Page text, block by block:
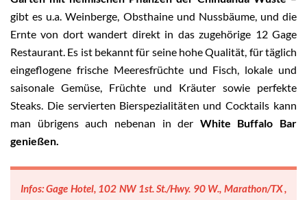
gibt es u.a. Weinberge, Obsthaine und Nussbäume, und die
Ernte von dort wandert direkt in das zugehörige 12 Gage
Restaurant. Es ist bekannt für seine hohe Qualität, für täglich
eingeflogene frische Meeresfrüchte und Fisch, lokale und
saisonale Gemüse, Früchte und Kräuter sowie perfekte
Steaks. Die servierten Bierspezialitäten und Cocktails kann
man übrigens auch nebenan in der White Buffalo Bar
genießen.
Infos: Gage Hotel, 102 NW 1st. St./Hwy. 90 W., Marathon/TX ,